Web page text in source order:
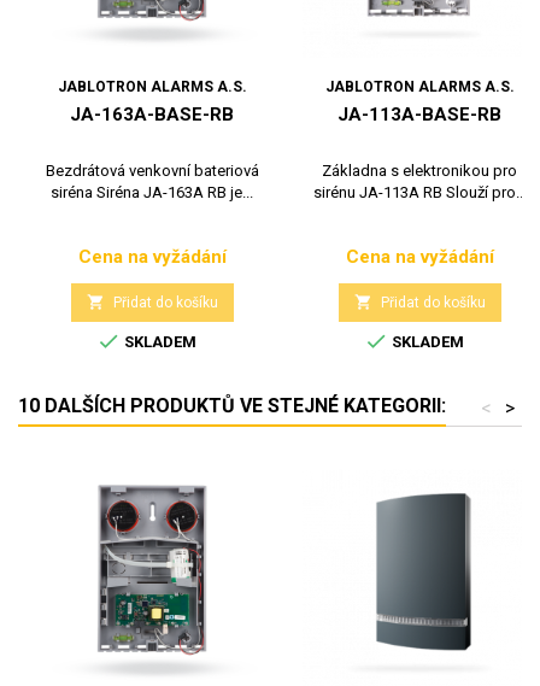
JABLOTRON ALARMS A.S.
JA-163A-BASE-RB
Bezdrátová venkovní bateriová
siréna Siréna JA-163A RB je...
Cena
Cena na vyžádání
 Přidat do košíku
 SKLADEM
JABLOTRON ALARMS A.S.
JA-113A-BASE-RB
Základna s elektronikou pro
sirénu JA-113A RB Slouží pro...
Cena
Cena na vyžádání
 Přidat do košíku
 SKLADEM
10 DALŠÍCH PRODUKTŮ VE STEJNÉ KATEGORII: >
<